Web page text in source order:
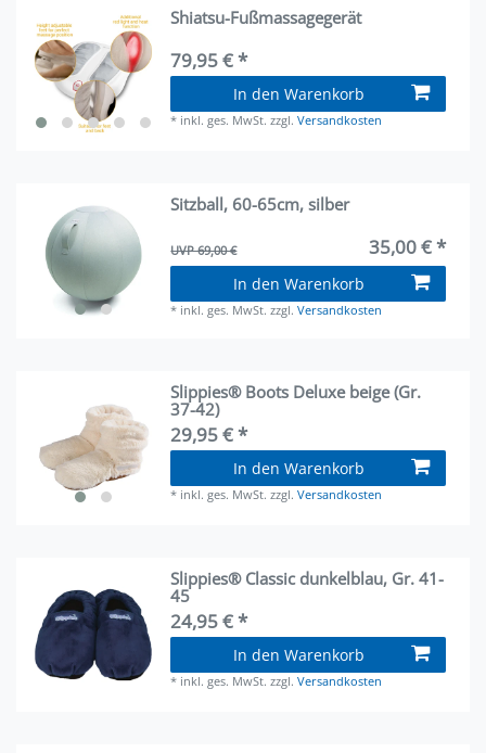
Shiatsu-Fußmassagegerät
79,95 € *
In den Warenkorb
* inkl. ges. MwSt. zzgl.Versandkosten
Sitzball, 60-65cm, silber
UVP 69,00 € 35,00 € *
In den Warenkorb
* inkl. ges. MwSt. zzgl.Versandkosten
Slippies® Boots Deluxe beige (Gr.
37-42)
29,95 € *
In den Warenkorb
* inkl. ges. MwSt. zzgl.Versandkosten
Slippies® Classic dunkelblau, Gr. 41-
45
24,95 € *
In den Warenkorb
* inkl. ges. MwSt. zzgl.Versandkosten